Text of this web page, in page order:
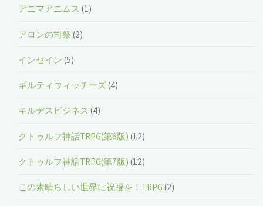
アニマアニムス (1)
アロンの司祭 (2)
インセイン (5)
ギルティウィッチーズ(4)
キルデスビジネス (4)
クトゥルフ神話TRPG(第6版) (12)
クトゥルフ神話TRPG(第7版) (12)
この素晴らしい世界に祝福を！TRPG (2)